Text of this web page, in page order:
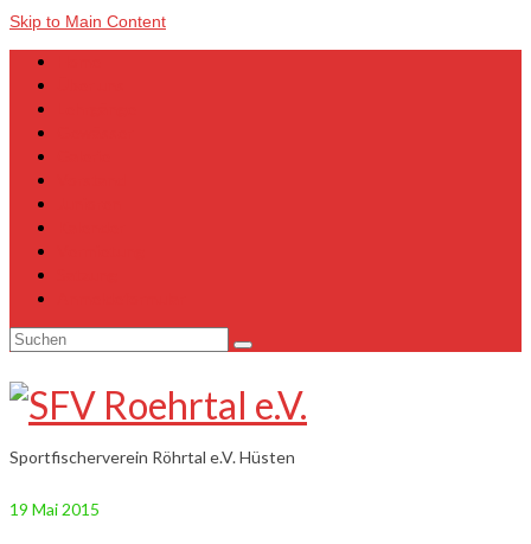
Skip to Main Content
Suchen
Sportfischerverein Röhrtal e.V. Hüsten
19 Mai 2015